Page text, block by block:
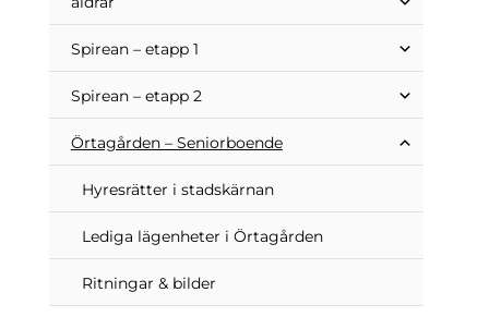
Spirean – etapp 1
Spirean – etapp 2
Örtagården – Seniorboende
Hyresrätter i stadskärnan
Lediga lägenheter i Örtagården
Ritningar & bilder